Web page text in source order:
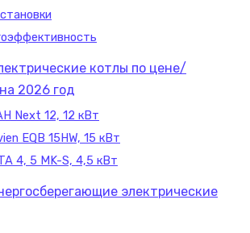
котлы по цене/
2026 год
Next 12, 12 кВт
EQB 15HW, 15 кВт
4, 5 MK-S, 4,5 кВт
электрические